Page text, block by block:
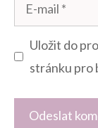
mail
Uložit do
stránku pro